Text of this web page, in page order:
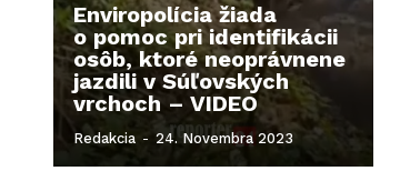
Enviropolícia žiada
o pomoc pri identifikácii
osôb, ktoré neoprávnene
jazdili v Súľovských
vrchoch – VIDEO
Redakcia - 24. Novembra 2023